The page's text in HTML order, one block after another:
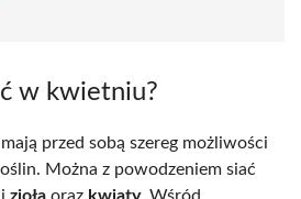
w kwietniu?
przed sobą szereg możliwości
Można z powodzeniem siać